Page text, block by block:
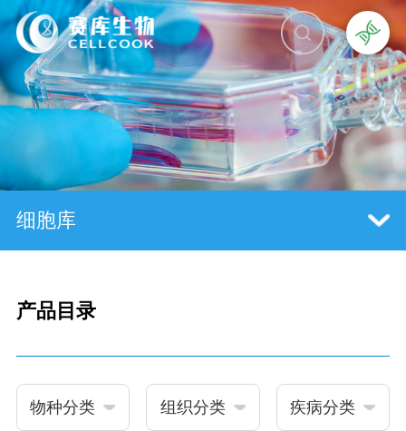
细胞库
产品目录
物种分类 组织分类 疾病分类